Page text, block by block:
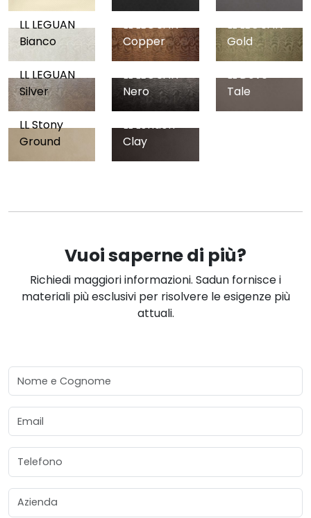
LL LEGUAN
Bianco
LL LEGUAN
Copper
LL LEGUAN
Gold
LL LEGUAN
Silver
LL LEGUAN
Nero
LL Dove
Tale
LL Stony
Ground
LL London
Clay
Vuoi saperne di più?
Richiedi maggiori informazioni. Sadun fornisce i
materiali più esclusivi per risolvere le esigenze più
attuali.
Nome e Cognome
Email
Telefono
Azienda